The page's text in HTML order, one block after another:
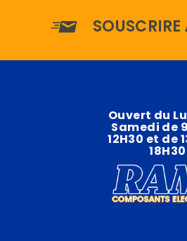
Ouvert du
Samedi de
12H30 et de
18H30